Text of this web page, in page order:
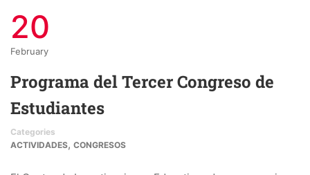
20
February
Programa del Tercer Congreso de
Estudiantes
Categories
ACTIVIDADES, CONGRESOS